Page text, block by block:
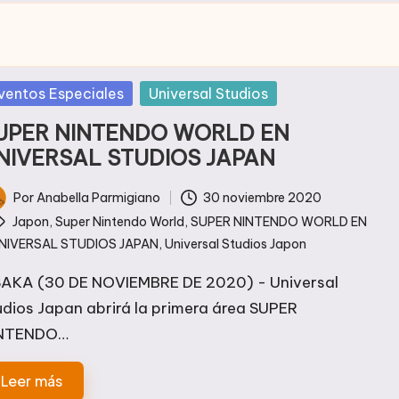
Especiales Universal Studios
NINTENDO WORLD EN
STUDIOS JAPAN
Por Anabella Parmigiano
30 noviembre 2020
Japon, Super Nintendo World, SUPER NINTENDO WORLD EN
STUDIOS JAPAN,Universal Studios Japon
(30 DE NOVIEMBRE DE 2020) - Universal
Japan abrirá la primera área SUPER
Leer más